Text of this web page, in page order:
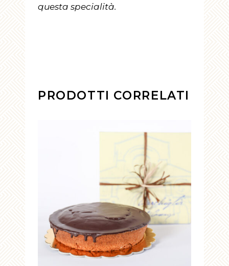
questa specialità.
PRODOTTI CORRELATI
AGGIUNGI AL CARRELLO